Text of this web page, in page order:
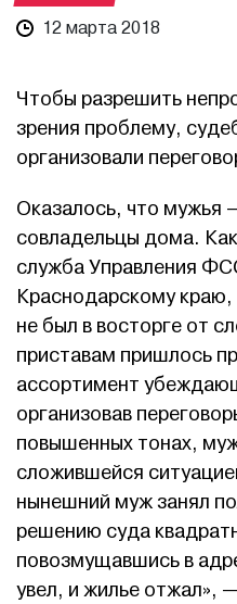
12 марта 2018
Чтобы разрешить
зрения проблему,
организовали
Оказалось, что
совладельцы дома. Как
служба Управления
Краснодарскому
не был в восторге от
приставам пришлось
ассортимент
организовав
повышенных тонах,
сложившейся
нынешний муж занял
решению суда
повозмущавшись в
увел, и жилье отжал»,